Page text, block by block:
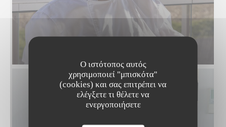
Ο ιστότοπος αυτός
χρησιμοποιεί "μπισκότα"
(cookies) και σας επιτρέπει να
ελέγξετε τι θέλετε να
ενεργοποιήσετε